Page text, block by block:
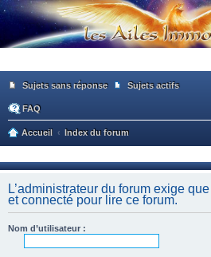
Sujets sans réponse Sujets actifs
FAQ
Accueil
Index du forum
L’administrateur du forum exige
et connecté pour lire ce forum.
Nom d’utilisateur :